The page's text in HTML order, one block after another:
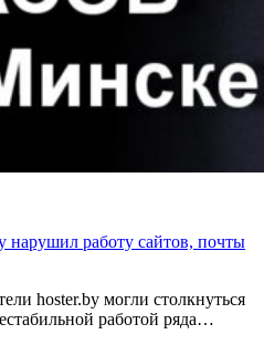
нарушил работу сайтов, почты
hoster.by могли столкнуться
работой ряда…